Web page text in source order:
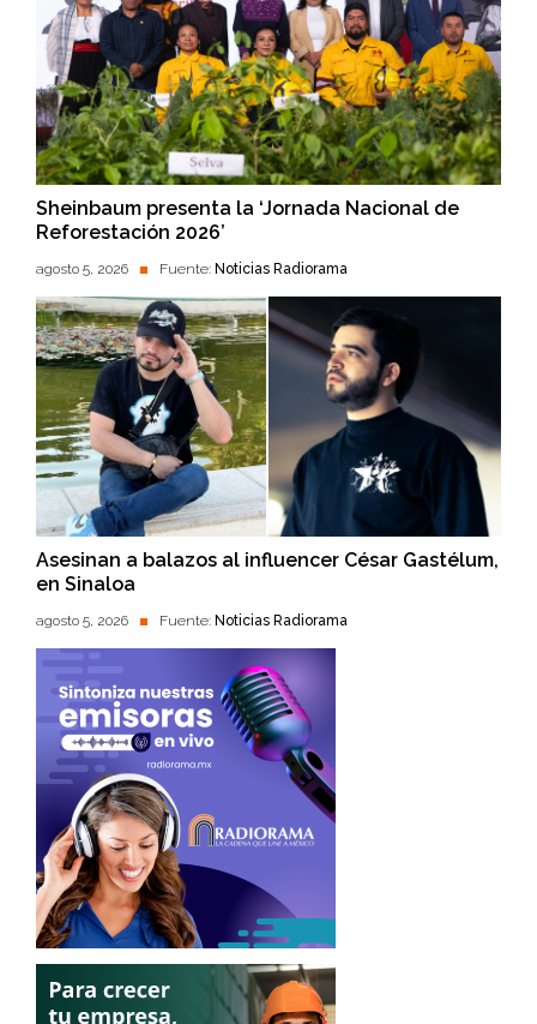
Sheinbaum presenta la ‘Jornada Nacional de
Reforestación 2026’
agosto 5, 2026 Fuente: Noticias Radiorama
Asesinan a balazos al influencer César Gastélum,
en Sinaloa
agosto 5, 2026 Fuente: Noticias Radiorama